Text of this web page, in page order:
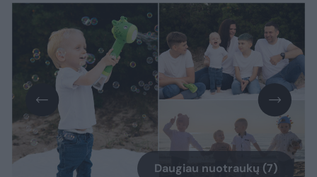
Daugiau nuotraukų (7)